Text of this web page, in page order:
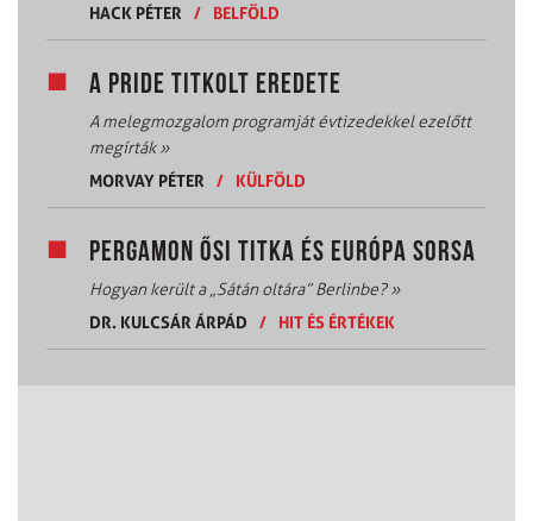
HACK PÉTER
/ BELFÖLD
A PRIDE TITKOLT EREDETE
A melegmozgalom programját évtizedekkel ezelőtt
megírták»
MORVAY PÉTER
/ KÜLFÖLD
PERGAMON ŐSI TITKA ÉS EURÓPA SORSA
Hogyan került a „Sátán oltára” Berlinbe?»
DR. KULCSÁR ÁRPÁD
/ HIT ÉS ÉRTÉKEK